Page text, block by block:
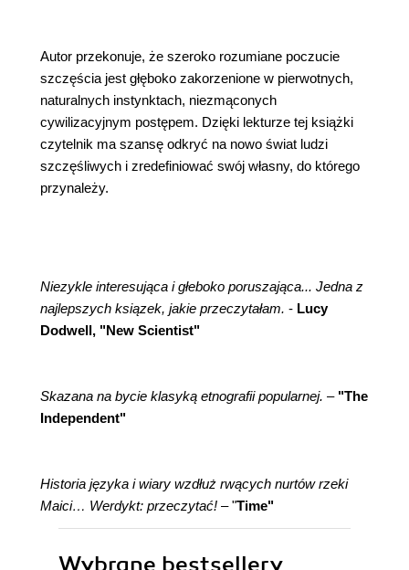
Autor przekonuje, że szeroko rozumiane poczucie
szczęścia jest głęboko zakorzenione w pierwotnych,
naturalnych instynktach, niezmąconych
cywilizacyjnym postępem. Dzięki lekturze tej książki
czytelnik ma szansę odkryć na nowo świat ludzi
szczęśliwych i zredefiniować swój własny, do którego
przynależy.
Niezykle interesująca i głeboko poruszająca... Jedna z
najlepszych ksiązek, jakie przeczytałam. - Lucy
Dodwell, "New Scientist"
Skazana na bycie klasyką etnografii popularnej. –"The
Independent"
Historia języka i wiary wzdłuż rwących nurtów rzeki
Maici… Werdykt: przeczytać! – "Time"
Wybrane bestsellery